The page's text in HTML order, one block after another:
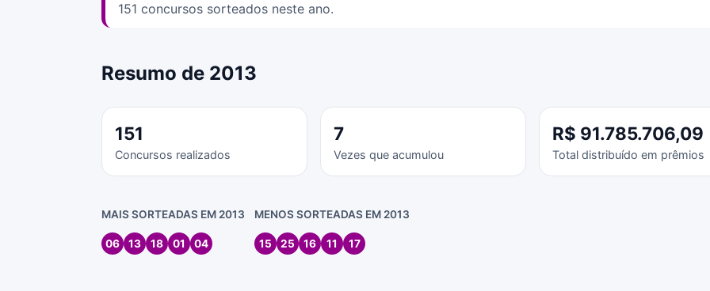
151 concursos sorteados neste ano.
Resumo de 2013
151
Concursos realizados
7
Vezes que acumulou
R$ 91.785.706,09
Total distribuído em prêmios
MAIS SORTEADAS EM 2013
06 13 18 01 04
MENOS SORTEADAS EM 2013
15 25 16 11 17